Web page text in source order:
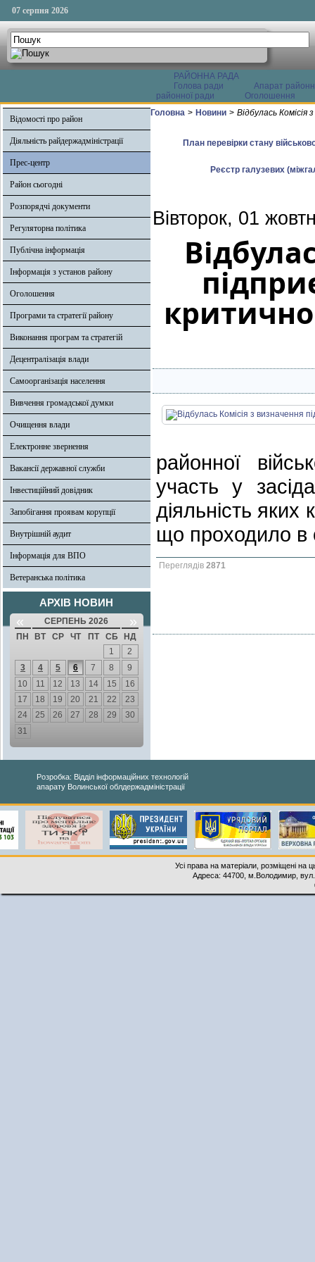
07 серпня 2026
РАЙОННА РАДА
Голова ради
Апарат
районної ради
Оголошення
Відомості про район
Діяльність райдержадміністрації
Прес-центр
Район сьогодні
Розпорядчі документи
Регуляторна політика
Публічна інформація
Інформація з установ району
Оголошення
Програми та стратегії району
Виконання програм та стратегій
Децентралізація влади
Самоорганізація населення
Вивчення громадської думки
Очищення влади
Електронне звернення
Вакансії державної служби
Інвестиційний довідник
Запобігання проявам корупції
Внутрішній аудит
Інформація для ВПО
Ветеранська політика
АРХІВ НОВИН
« СЕРПЕНЬ 2026 »
ПН ВТ СР ЧТ ПТ СБ
НД
1
2
3
4 5 6 7 8
9
10
11 12 13 14 15
16
17
18 19 20 21 22
23
24
25 26 27 28 29
30
31
Головна > Новини > Відбулась Комісія
План перевірки стану
Реєстр галузевих
Вівторок, 01
районної
участь у
діяльність
що проходило в
Переглядів 2871
Розробка: Відділ інформаційних технологій
апарату Волинської облдержадміністрації
Усі права на матеріали, розміщені на
Адреса: 44700, м.Володимир,